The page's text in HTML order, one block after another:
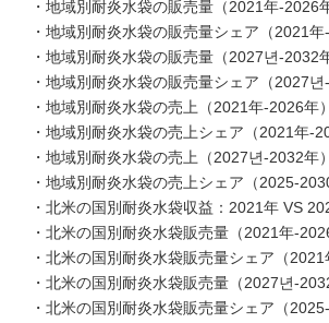
・地域別耐炎水袋の販売量（2021年-2026
・地域別耐炎水袋の販売量シェア（2021年-
・地域別耐炎水袋の販売量（2027년-2032
・地域別耐炎水袋の販売量シェア（2027년-
・地域別耐炎水袋の売上（2021年-2026年）
・地域別耐炎水袋の売上シェア（2021年-
・地域別耐炎水袋の売上（2027년-2032年）
・地域別耐炎水袋の売上シェア（2025-
・北米の国別耐炎水袋収益：2021年 VS
・北米の国別耐炎水袋販売量（2021年-
・北米の国別耐炎水袋販売量シェア（2021
・北米の国別耐炎水袋販売量（2027년-
・北米の国別耐炎水袋販売量シェア（2025-